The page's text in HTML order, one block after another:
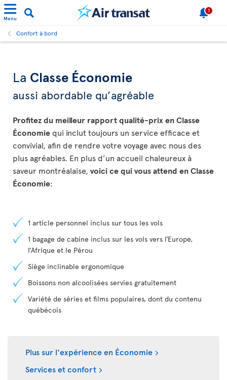
Menu
1
Confort à bord
La Classe Économie
aussi abordable qu’agréable
Profitez du meilleur rapport qualité-prix en Classe
Économie qui inclut toujours un service efficace et
convivial, afin de rendre votre voyage avec nous des
plus agréables. En plus d’un accueil chaleureux à
saveur montréalaise, voici ce qui vous attend en Classe
Économie:
1 article personnel inclus sur tous les vols
1 bagage de cabine inclus sur les vols vers l’Europe,
l’Afrique et le Pérou
Siège inclinable ergonomique
Boissons non alcoolisées servies gratuitement
Variété de séries et films populaires, dont du contenu
québécois
Plus sur l'expérience en Économie
Services et confort